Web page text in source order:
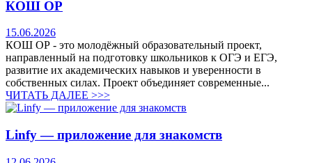
КОШ ОР
15.06.2026
КОШ ОР - это молодёжный образовательный проект,
направленный на подготовку школьников к ОГЭ и ЕГЭ,
развитие их академических навыков и уверенности в
собственных силах. Проект объединяет современные...
ЧИТАТЬ ДАЛЕЕ >>>
Linfy — приложение для знакомств